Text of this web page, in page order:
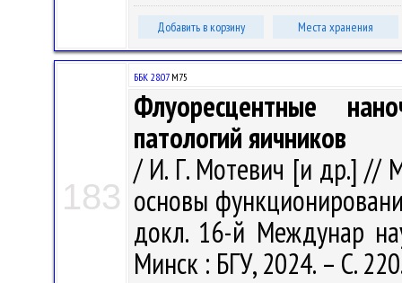
Добавить в корзину Места хранения
183
ББК 28.07М75
Флуоресцентные
патологий яичников
/ И. Г. Мотевич [и др.] //
основы
докл. 16-й Междунар
Минск : БГУ, 2024. – С.